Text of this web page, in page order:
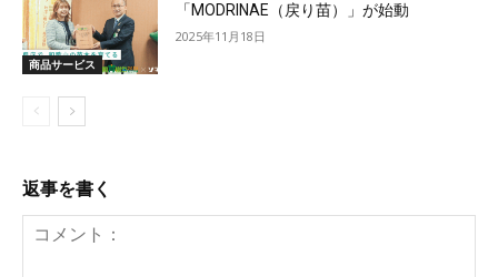
商品サービス
「MODRINAE（戻り苗）」が始動
2025年11月18日
返事を書く